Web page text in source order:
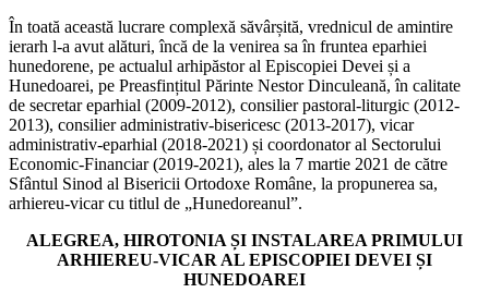
În toată această lucrare complexă săvârșită, vrednicul de amintire
ierarh l-a avut alături, încă de la venirea sa în fruntea eparhiei
hunedorene, pe actualul arhipăstor al Episcopiei Devei și a
Hunedoarei, pe Preasfințitul Părinte Nestor Dinculeană, în calitate
de secretar eparhial (2009-2012), consilier pastoral-liturgic (2012-
2013), consilier administrativ-bisericesc (2013-2017), vicar
administrativ-eparhial (2018-2021) și coordonator al Sectorului
Economic-Financiar (2019-2021), ales la 7 martie 2021 de către
Sfântul Sinod al Bisericii Ortodoxe Române, la propunerea sa,
arhiereu-vicar cu titlul de „Hunedoreanul”.
ALEGREA, HIROTONIA ȘI INSTALAREA PRIMULUI
ARHIEREU-VICAR AL EPISCOPIEI DEVEI ȘI
HUNEDOAREI